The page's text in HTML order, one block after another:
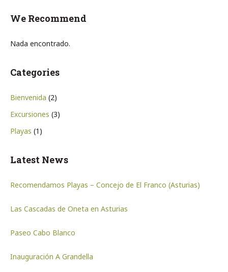
We Recommend
Nada encontrado.
Categories
Bienvenida (2)
Excursiones (3)
Playas (1)
Latest News
Recomendamos Playas – Concejo de El Franco (Asturias)
Las Cascadas de Oneta en Asturias
Paseo Cabo Blanco
Inauguración A Grandella